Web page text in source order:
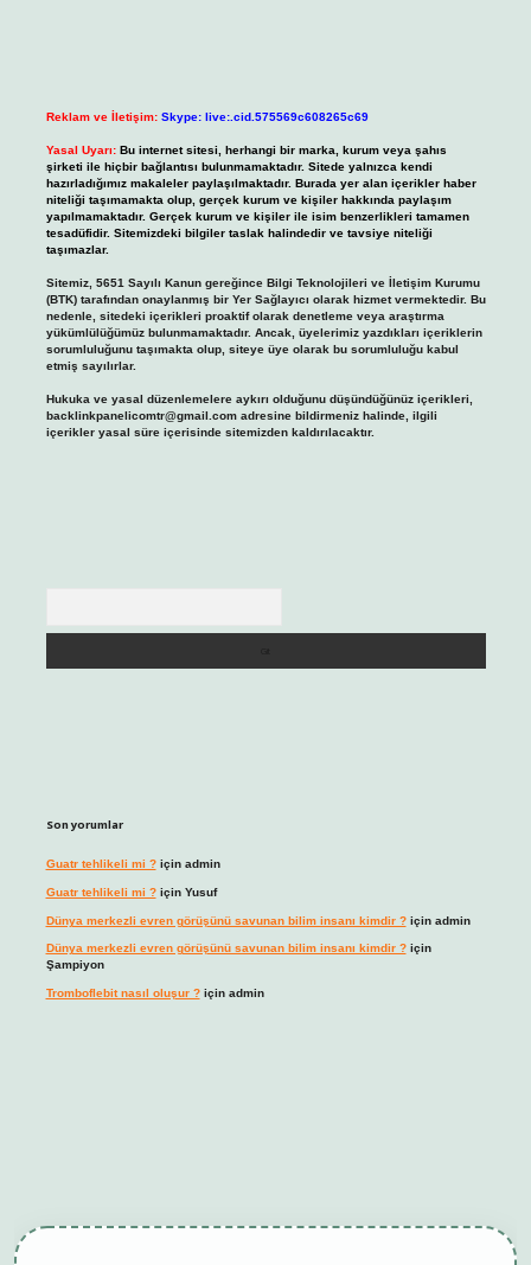
Reklam ve İletişim: Skype: live:.cid.575569c608265c69
Yasal Uyarı: Bu internet sitesi, herhangi bir marka, kurum veya şahıs
şirketi ile hiçbir bağlantısı bulunmamaktadır. Sitede yalnızca kendi
hazırladığımız makaleler paylaşılmaktadır. Burada yer alan içerikler haber
niteliği taşımamakta olup, gerçek kurum ve kişiler hakkında paylaşım
yapılmamaktadır. Gerçek kurum ve kişiler ile isim benzerlikleri tamamen
tesadüfidir. Sitemizdeki bilgiler taslak halindedir ve tavsiye niteliği
taşımazlar.
Sitemiz, 5651 Sayılı Kanun gereğince Bilgi Teknolojileri ve İletişim Kurumu
(BTK) tarafından onaylanmış bir Yer Sağlayıcı olarak hizmet vermektedir. Bu
nedenle, sitedeki içerikleri proaktif olarak denetleme veya araştırma
yükümlülüğümüz bulunmamaktadır. Ancak, üyelerimiz yazdıkları içeriklerin
sorumluluğunu taşımakta olup, siteye üye olarak bu sorumluluğu kabul
etmiş sayılırlar.
Hukuka ve yasal düzenlemelere aykırı olduğunu düşündüğünüz içerikleri,
backlinkpanelicomtr@gmail.comadresine bildirmeniz halinde, ilgili
içerikler yasal süre içerisinde sitemizden kaldırılacaktır.
Son yorumlar
Guatr tehlikeli mi ?için admin
Guatr tehlikeli mi ?için Yusuf
Dünya merkezli evren görüşünü savunan bilim insanı kimdir ?için admin
Dünya merkezli evren görüşünü savunan bilim insanı kimdir ?için
Şampiyon
Tromboflebit nasıl oluşur ?için admin